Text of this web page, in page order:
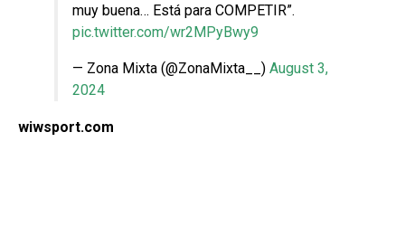
muy buena… Está para COMPETIR”.
pic.twitter.com/wr2MPyBwy9
— Zona Mixta (@ZonaMixta__) August 3,
2024
wiwsport.com